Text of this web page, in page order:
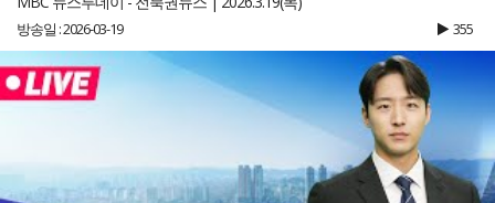
방송일 : 2026-03-19 355